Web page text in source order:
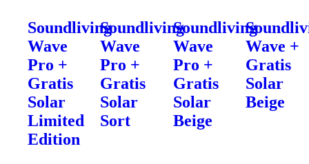
Soundliving
Wave
Pro +
Gratis
Solar
Limited
Edition
Soundliving
Wave
Pro +
Gratis
Solar
Sort
Soundliving
Wave
Pro +
Gratis
Solar
Beige
Wave +
Gratis
Solar
Beige